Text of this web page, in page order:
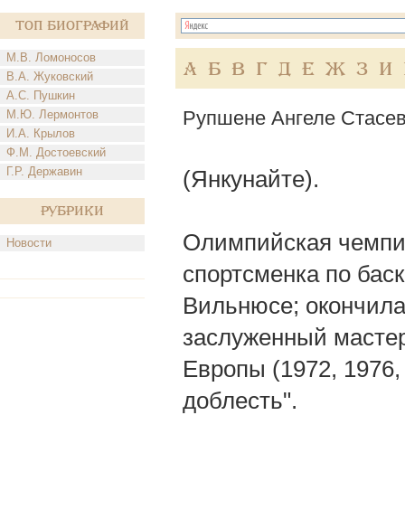
Топ Биографий
М.В. Ломоносов
В.А. Жуковский
А.С. Пушкин
М.Ю. Лермонтов
И.А. Крылов
Ф.М. Достоевский
Г.Р. Державин
Рубрики
Новости
А Б В Г Д Е Ж З И
Рупшене Ангеле
(Янкунайте).
Олимпийская
спортсменка по
Вильнюсе;
заслуженный
Европы (1972,
доблесть".